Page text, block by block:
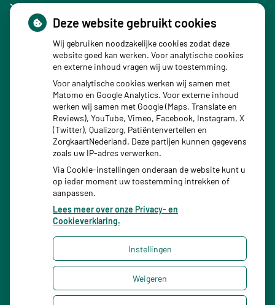
Stoppen met afslankmedicijnen betekent zonder
leefstijlaanpassingen weer gewichtstoename
Kookadvies drinkwater in provincie Utrecht vanwege
besmetting
Terugroepactie babyvoeding Nestlé: bacterie kan baby’s
ziek maken
Uw Zorg Online|Beheer
Privacy verklaring
Deze website gebruikt cookies
Wij gebruiken noodzakelijke cookies zodat deze
website goed kan werken. Voor analytische cookies
en externe inhoud vragen wij uw toestemming.
Voor analytische cookies werken wij samen met
Matomo en Google Analytics. Voor externe inhoud
werken wij samen met Google (Maps, Translate en
Reviews), YouTube, Vimeo, Facebook, Instagram, X
(Twitter), Qualizorg, Patiëntenvertellen en
ZorgkaartNederland. Deze partijen kunnen gegevens
zoals uw IP-adres verwerken.
Via Cookie-instellingen onderaan de website kunt u
op ieder moment uw toestemming intrekken of
aanpassen.
Lees meer over onze Privacy- en
Cookieverklaring.
Instellingen
Weigeren